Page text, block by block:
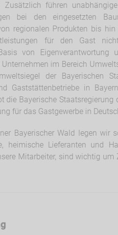
Zusätzlich führen
bei den eingesetzten
regionalen Produkten bis hin
für den Gast
von Eigenverantwortung
im Bereich
der Bayerischen
Gaststättenbetriebe in
die Bayerische Staatsregierung
für das Gastgewerbe in
Bayerischer Wald legen wir
heimische Lieferanten und
Mitarbeiter, sind wichtig um